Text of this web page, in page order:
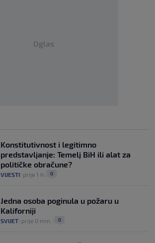
Oglas
Konstitutivnost i legitimno
predstavljanje: Temelj BiH ili alat za
političke obračune?
VIJESTI prije 1 h 0
Jedna osoba poginula u požaru u
Kaliforniji
SVIJET prije 0 min. 0